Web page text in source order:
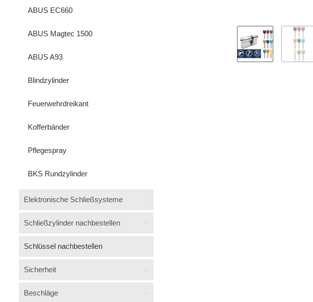
ABUS EC660
ABUS Magtec 1500
ABUS A93
Blindzylinder
Feuerwehrdreikant
Kofferbänder
Pflegespray
BKS Rundzylinder
Elektronische Schließsysteme
Schließzylinder nachbestellen
Schlüssel nachbestellen
Sicherheit
Beschläge